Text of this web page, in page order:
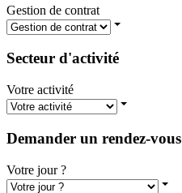
Gestion de contrat
Secteur d'activité
Votre activité
Demander un rendez-vous
Votre jour ?